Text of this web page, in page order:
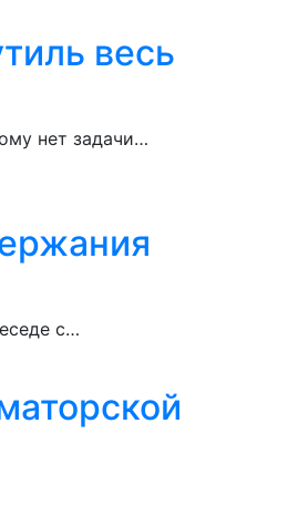
весь
нет задачи…
с…